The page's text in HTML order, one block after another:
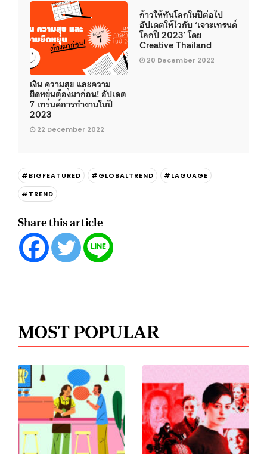
เงิน ความสุข และความ
ยืดหยุ่นต้องมาก่อน! อัปเดต
7 เทรนด์การทำงานในปี
2023
22 December 2022
ก้าวให้ทันโลกในปีต่อไป
อัปเดตให้ไวกับ ‘เจาะเทรนด์
โลกปี 2023’ โดย
Creative Thailand
20 December 2022
#BIGFEATURED #GLOBALTREND
#LAGUAGE
#TREND
Share this article
MOST POPULAR